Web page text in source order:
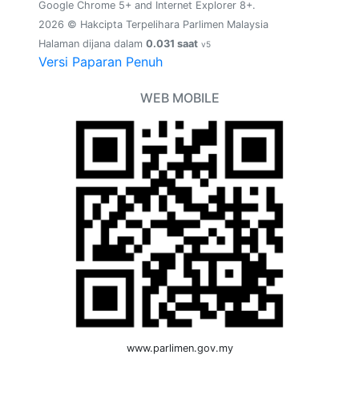
Google Chrome 5+ and Internet Explorer 8+.
2026 © Hakcipta Terpelihara Parlimen Malaysia
Halaman dijana dalam 0.031 saat v5
Versi Paparan Penuh
WEB MOBILE
www.parlimen.gov.my